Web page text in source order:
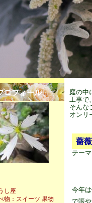
庭の中
工事で
そんな
オンリ
薔
テーマ
今年
で賑
ロフィール
し座
物：スイーツ 果物